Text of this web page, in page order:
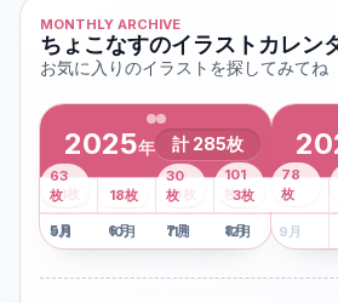
MONTHLY ARCHIVE
ちょこなすのイラストカレン
お気に入りのイラストを探してみてね
2025年 計 285枚
1月
2枚 2月 3月 4月
8枚
5月
41 枚
6月
13枚
7月
6枚
8月
101
枚
9月
63
枚
10月
18枚
11月
30
枚
12月
3枚 1月
5 月
78
枚
9 月